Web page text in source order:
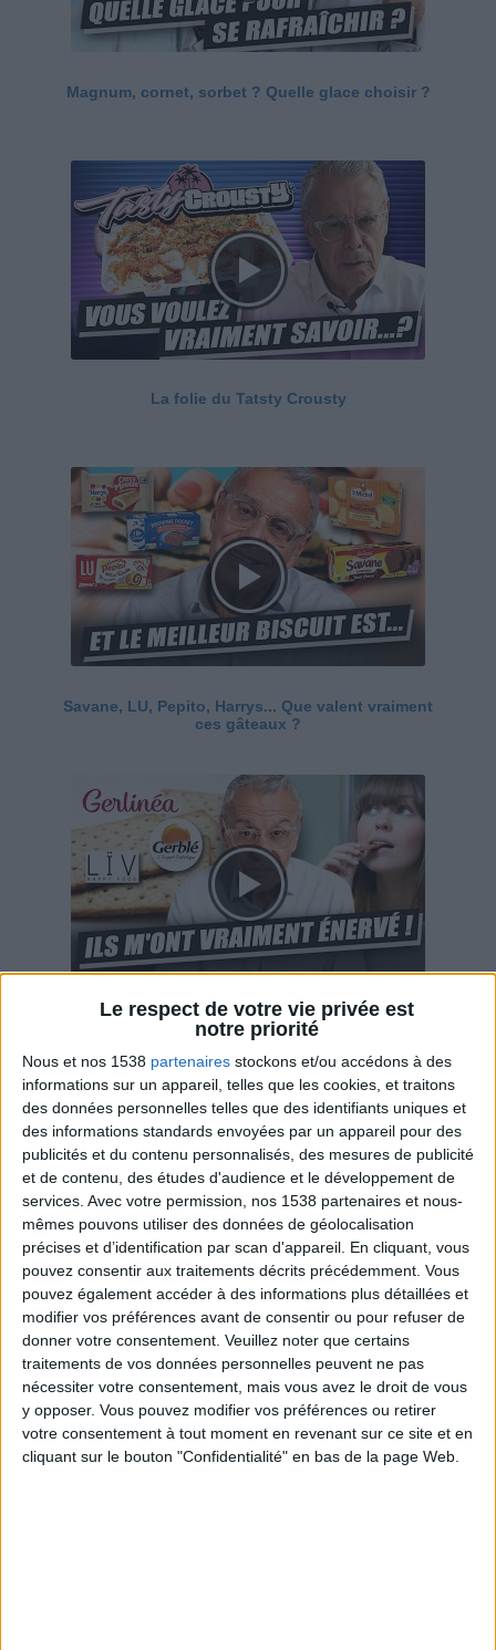
Le respect de votre vie privée est
notre priorité
Nous et nos 1538 partenaires stockons et/ou accédons à des
informations sur un appareil, telles que les cookies, et traitons
des données personnelles telles que des identifiants uniques et
des informations standards envoyées par un appareil pour des
publicités et du contenu personnalisés, des mesures de publicité
et de contenu, des études d'audience et le développement de
services. Avec votre permission, nos 1538 partenaires et nous-
mêmes pouvons utiliser des données de géolocalisation
précises et d’identification par scan d'appareil. En cliquant, vous
pouvez consentir aux traitements décrits précédemment. Vous
pouvez également accéder à des informations plus détaillées et
modifier vos préférences avant de consentir ou pour refuser de
donner votre consentement. Veuillez noter que certains
traitements de vos données personnelles peuvent ne pas
nécessiter votre consentement, mais vous avez le droit de vous
y opposer. Vous pouvez modifier vos préférences ou retirer
votre consentement à tout moment en revenant sur ce site et en
cliquant sur le bouton "Confidentialité" en bas de la page Web.
Magnum, cornet, sorbet ? Quelle glace choisir ?
La folie du Tatsty Crousty
Savane, LU, Pepito, Harrys... Que valent vraiment
ces gâteaux ?
Ces marques diététiques : c'est n'importe quoi !
Webinaires en direct Voir tout
Peut-on remplacer la viande par des féculents ?
Consultation diététique du 05/08/2026